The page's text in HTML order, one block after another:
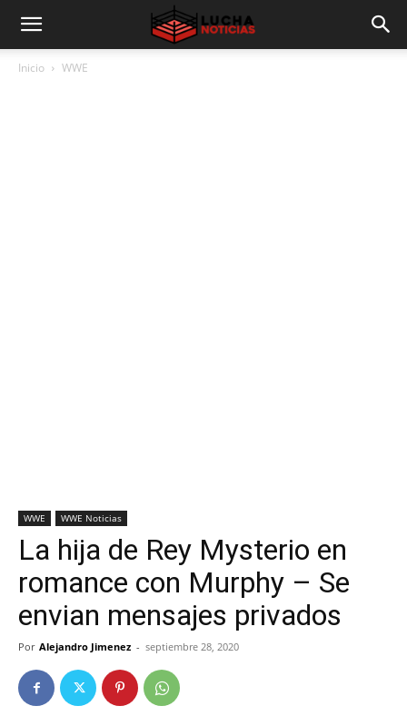
Inicio WWE
WWE WWE Noticias
La hija de Rey Mysterio en
romance con Murphy – Se
envian mensajes privados
Por Alejandro Jimenez - septiembre 28, 2020